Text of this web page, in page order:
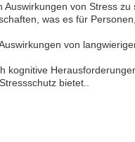
von Stress zu
was es für
von
bietet..